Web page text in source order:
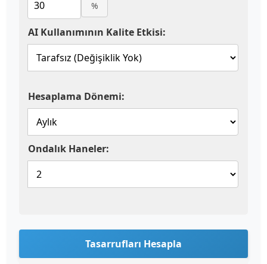
%
AI Kullanımının Kalite Etkisi:
Hesaplama Dönemi:
Ondalık Haneler:
Tasarrufları Hesapla